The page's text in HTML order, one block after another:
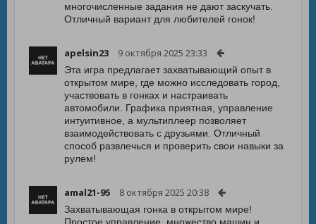
многочисленные задания не дают заскучать.
Отличный вариант для любителей гонок!
apelsin23 9 октября 2025 23:33
Эта игра предлагает захватывающий опыт в
открытом мире, где можно исследовать город,
участвовать в гонках и настраивать
автомобили. Графика приятная, управление
интуитивное, а мультиплеер позволяет
взаимодействовать с друзьями. Отличный
способ развлечься и проверить свои навыки за
рулем!
amal21-95 8 октября 2025 20:38
Захватывающая гонка в открытом мире!